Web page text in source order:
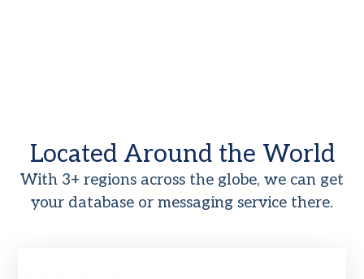
Located Around the World
With 3+ regions across the globe, we can get
your database or messaging service there.